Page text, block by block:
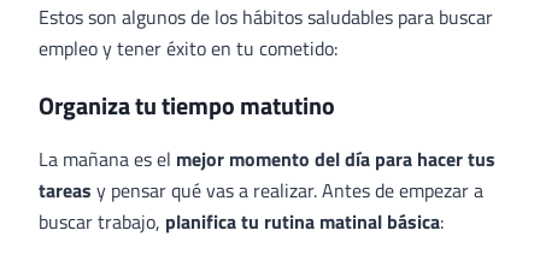
Estos son algunos de los hábitos saludables para buscar
empleo y tener éxito en tu cometido:
Organiza tu tiempo matutino
La mañana es el mejor momento del día para hacer tus
tareas y pensar qué vas a realizar. Antes de empezar a
buscar trabajo, planifica tu rutina matinal básica: